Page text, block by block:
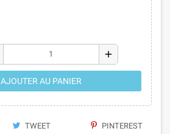
add
AJOUTER AU PANIER
TWEET PINTEREST